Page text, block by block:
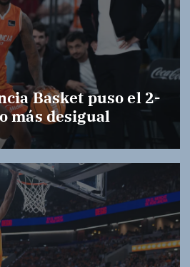
Basket puso el 2-
más desigual